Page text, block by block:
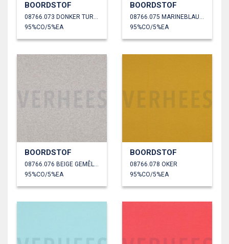
BOORDSTOF
08766.073 DONKER TURKOISE
95%CO/5%EA
BOORDSTOF
08766.075 MARINEBLAUW GEMÊLEERD
95%CO/5%EA
BOORDSTOF
08766.076 BEIGE GEMÊLEERD
95%CO/5%EA
BOORDSTOF
08766.078 OKER
95%CO/5%EA